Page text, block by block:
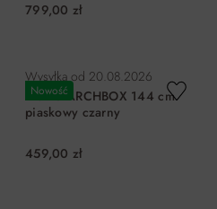
799,00 zł
Nowość
Wysyłka od 20.08.2026
Biurko ARCHBOX 144 cm
piaskowy czarny
459,00 zł